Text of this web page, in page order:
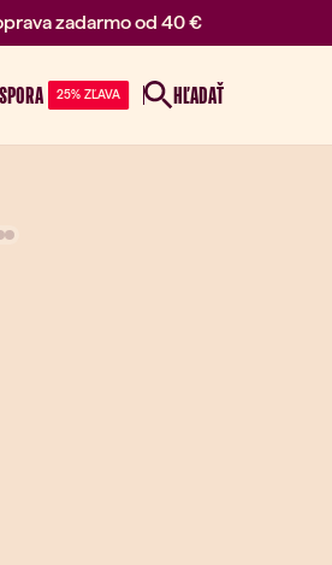
zadarmo od 40 €
25% ZĽAVA HĽADAŤ